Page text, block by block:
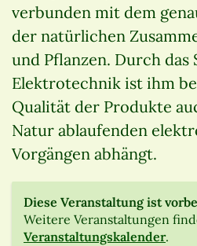
verbunden mit dem
der natürlichen
und Pflanzen. Durch das
Elektrotechnik ist ihm
Qualität der Produkte
Natur ablaufenden
Vorgängen abhängt.
Diese Veranstaltung ist
Weitere Veranstaltungen
Veranstaltungskalender.